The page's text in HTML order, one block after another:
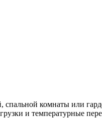
комнаты или
и температурные